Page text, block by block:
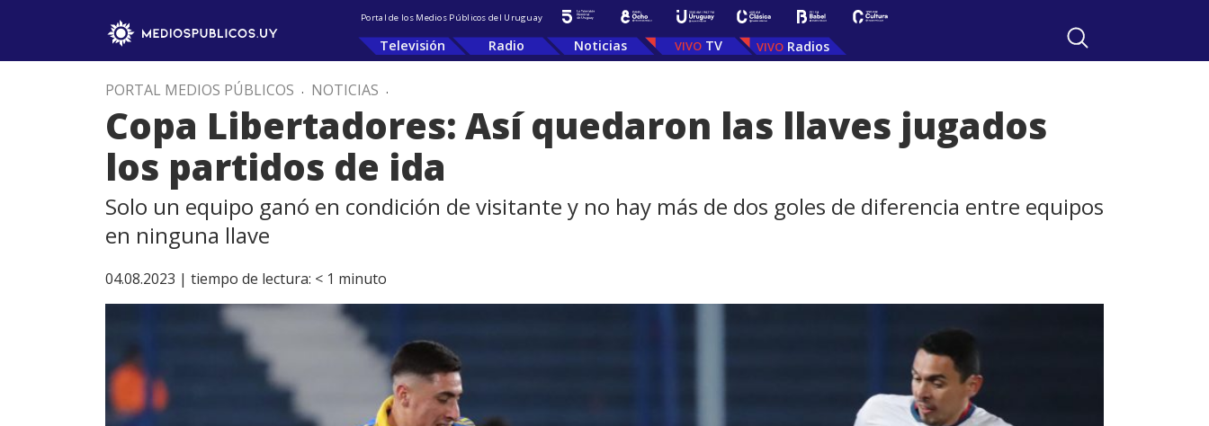
Portal de los Medios Públicos del Uruguay
Televisión Radio Noticias TV Radios
PORTAL MEDIOS PÚBLICOS . NOTICIAS .
Copa Libertadores: Así quedaron las llaves jugados
los partidos de ida
Solo un equipo ganó en condición de visitante y no hay más de dos goles de diferencia entre equipos
en ninguna llave
04.08.2023 | tiempo de lectura: < 1 minuto